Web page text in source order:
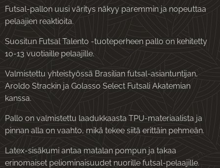
Futsal-pallon uusi väritys näkyy paremmin ja nopeuttaa
pelaajien reaktioita.
Suositun Futsal Talento -tuoteperheen pallo on kehitetty
10-13 vuotiaille pelaajille.
Valmistettu yhteistyössä Brasilian futsal-asiantuntijan,
Aroldo Strackin ja Golasso Select Futsali Akatemian
kanssa.
Pallo on valmistettu laadukkaasta TPU-materiaalista ja
pinnan alla on vaahto, mikä tekee siitä erittäin pehmeän.
Latex-sisäkumi antaa matalan pompun ja takaa
erinomaiset peliominaisuudet nuorille futsal-pelaajille.